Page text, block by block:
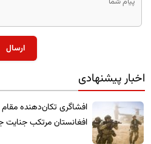
ارسال
اخبار پیشنهادی
​افشاگری تکان‌دهنده
افغانستان مرتکب جنایت